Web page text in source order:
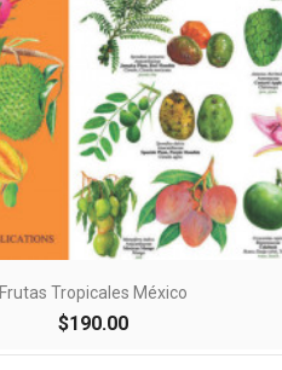
Vista rápida
Frutas Tropicales México
$190.00